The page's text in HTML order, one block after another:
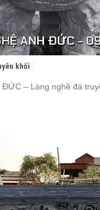
khối
ĐỨC – Làng nghề đá